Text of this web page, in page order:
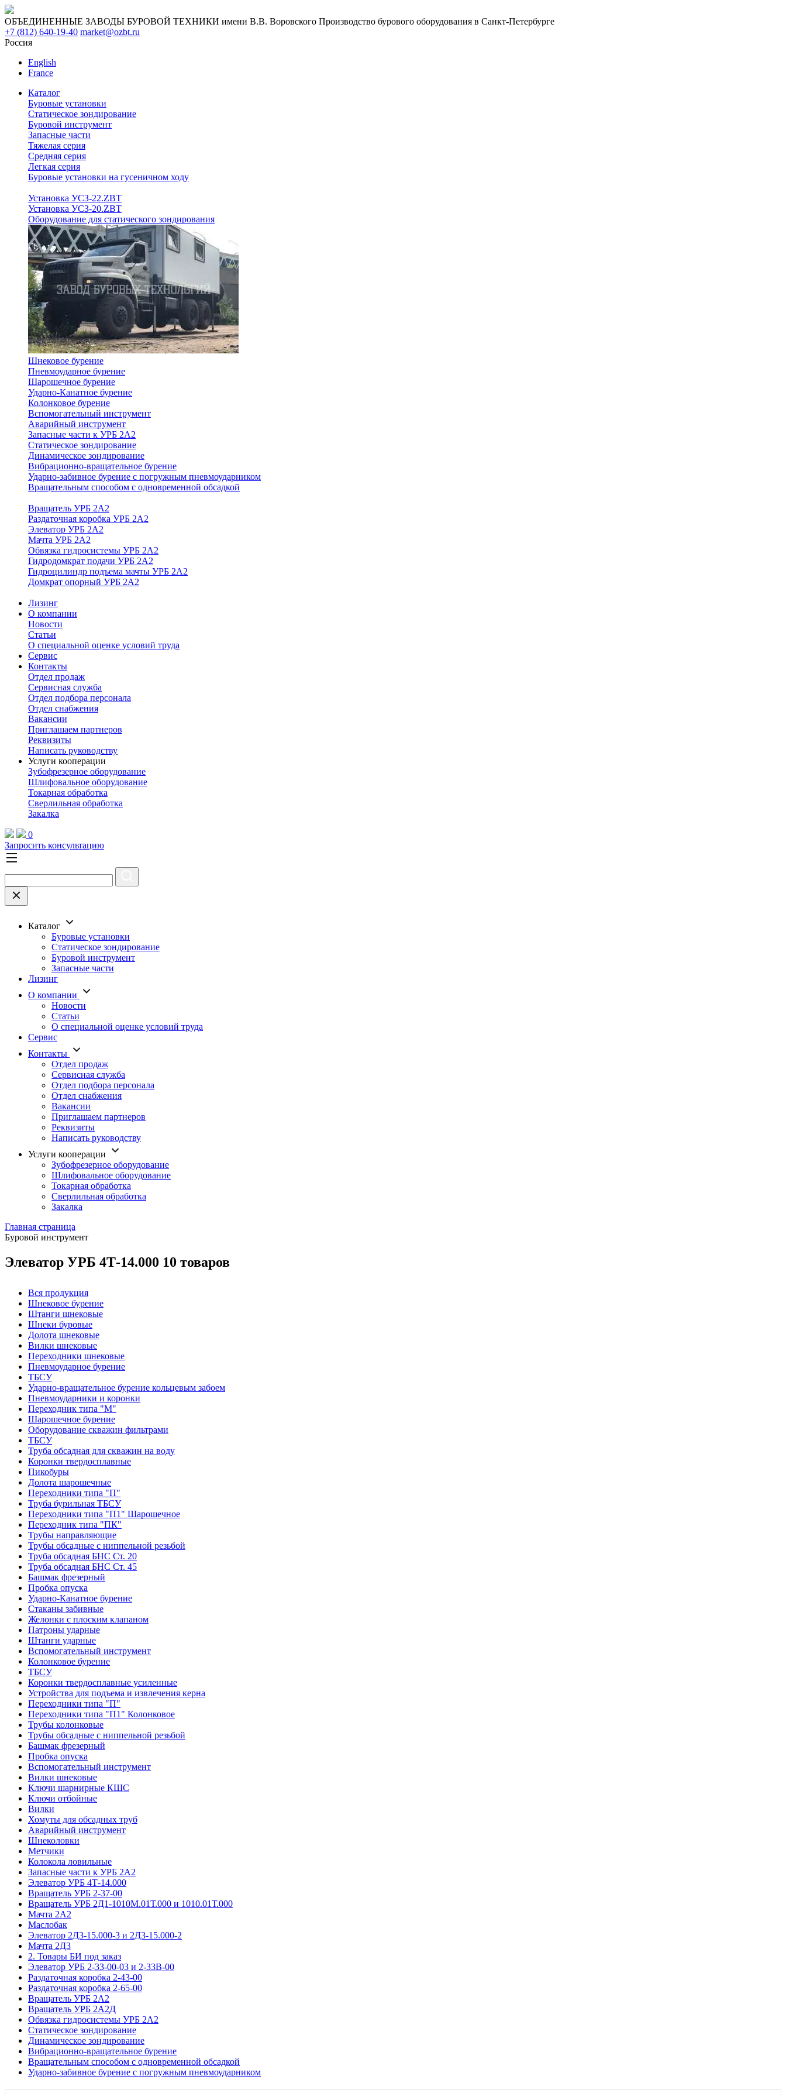
ОБЪЕДИНЕННЫЕ ЗАВОДЫ БУРОВОЙ ТЕХНИКИ имени В.В. Воровского Производство бурового оборудования в Санкт-Петербурге
+7 (812) 640-19-40 market@ozbt.ru
Россия
English
France
Каталог
Буровые установки
Статическое зондирование
Буровой инструмент
Запасные части
Тяжелая серия
Средняя серия
Легкая серия
Буровые установки на гусеничном ходу
Установка УСЗ-22.ZBT
Установка УСЗ-20.ZBT
Оборудование для статического зондирования
Шнековое бурение
Пневмоударное бурение
Шарошечное бурение
Ударно-Канатное бурение
Колонковое бурение
Вспомогательный инструмент
Аварийный инструмент
Запасные части к УРБ 2А2
Статическое зондирование
Динамическое зондирование
Вибрационно-вращательное бурение
Ударно-забивное бурение с погружным пневмоударником
Вращательным способом с одновременной обсадкой
Вращатель УРБ 2А2
Раздаточная коробка УРБ 2А2
Элеватор УРБ 2А2
Мачта УРБ 2А2
Обвязка гидросистемы УРБ 2А2
Гидродомкрат подачи УРБ 2А2
Гидроцилиндр подъема мачты УРБ 2А2
Домкрат опорный УРБ 2А2
Лизинг
О компании
Новости
Статьи
О специальной оценке условий труда
Сервис
Контакты
Отдел продаж
Сервисная служба
Отдел подбора персонала
Отдел снабжения
Вакансии
Приглашаем партнеров
Реквизиты
Написать руководству
Услуги кооперации
Зубофрезерное оборудование
Шлифовальное оборудование
Токарная обработка
Cверлильная обработка
Закалка
0
Запросить консультацию
Каталог
Буровые установки
Статическое зондирование
Буровой инструмент
Запасные части
Лизинг
О компании
Новости
Статьи
О специальной оценке условий труда
Сервис
Контакты
Отдел продаж
Сервисная служба
Отдел подбора персонала
Отдел снабжения
Вакансии
Приглашаем партнеров
Реквизиты
Написать руководству
Услуги кооперации
Зубофрезерное оборудование
Шлифовальное оборудование
Токарная обработка
Cверлильная обработка
Закалка
Главная страница
Буровой инструмент
Элеватор УРБ 4Т-14.000 10 товаров
Вся продукция
Шнековое бурение
Штанги шнековые
Шнеки буровые
Долота шнековые
Вилки шнековые
Переходники шнековые
Пневмоударное бурение
ТБСУ
Ударно-вращательное бурение кольцевым забоем
Пневмоударники и коронки
Переходник типа "М"
Шарошечное бурение
Оборудование скважин фильтрами
ТБСУ
Труба обсадная для скважин на воду
Коронки твердосплавные
Пикобуры
Долота шарошечные
Переходники типа "П"
Труба бурильная ТБСУ
Переходники типа "П1" Шарошечное
Переходник типа "ПК"
Трубы направляющие
Трубы обсадные с ниппельной резьбой
Труба обсадная БНС Ст. 20
Труба обсадная БНС Ст. 45
Башмак фрезерный
Пробка опуска
Ударно-Канатное бурение
Стаканы забивные
Желонки с плоским клапаном
Патроны ударные
Штанги ударные
Вспомогательный инструмент
Колонковое бурение
ТБСУ
Коронки твердосплавные усиленные
Устройства для подъема и извлечения керна
Переходники типа "П"
Переходники типа "П1" Колонковое
Трубы колонковые
Трубы обсадные с ниппельной резьбой
Башмак фрезерный
Пробка опуска
Вспомогательный инструмент
Вилки шнековые
Ключи шарнирные КШС
Ключи отбойные
Вилки
Хомуты для обсадных труб
Аварийный инструмент
Шнеколовки
Метчики
Колокола ловильные
Запасные части к УРБ 2А2
Элеватор УРБ 4Т-14.000
Вращатель УРБ 2-37-00
Вращатель УРБ 2Д1-1010М.01Т.000 и 1010.01Т.000
Мачта 2А2
Маслобак
Элеватор 2Д3-15.000-3 и 2Д3-15.000-2
Мачта 2Д3
2. Товары БИ под заказ
Элеватор УРБ 2-33-00-03 и 2-33В-00
Раздаточная коробка 2-43-00
Раздаточная коробка 2-65-00
Вращатель УРБ 2А2
Вращатель УРБ 2А2Д
Обвязка гидросистемы УРБ 2А2
Статическое зондирование
Динамическое зондирование
Вибрационно-вращательное бурение
Вращательным способом с одновременной обсадкой
Ударно-забивное бурение с погружным пневмоударником